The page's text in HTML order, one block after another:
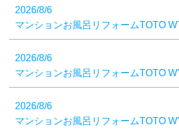
2026/8/6
マンションお風呂リフォームTOTO
2026/8/6
マンションお風呂リフォームTOTO
2026/8/6
マンションお風呂リフォームTOTO